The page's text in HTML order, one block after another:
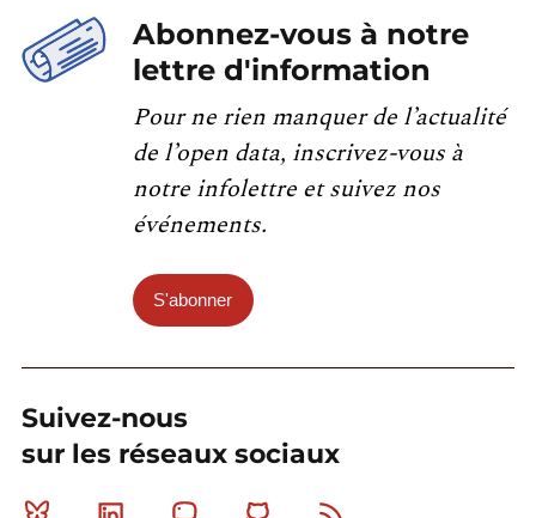
Abonnez-vous à notre
lettre d'information
Pour ne rien manquer de l’actualité
de l’open data, inscrivez-vous à
notre infolettre et suivez nos
événements.
S'abonner
Suivez-nous
sur les réseaux sociaux